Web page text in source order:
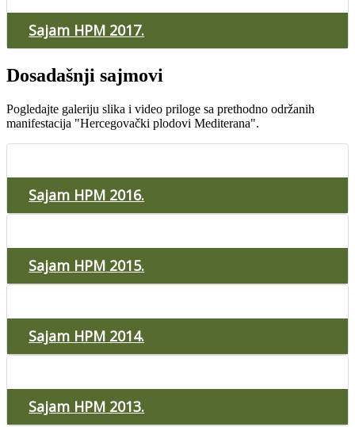
Sajam HPM 2017.
Dosadašnji sajmovi
Pogledajte galeriju slika i video priloge sa prethodno održanih
manifestacija "Hercegovački plodovi Mediterana".
Sajam HPM 2016.
Sajam HPM 2015.
Sajam HPM 2014.
Sajam HPM 2013.